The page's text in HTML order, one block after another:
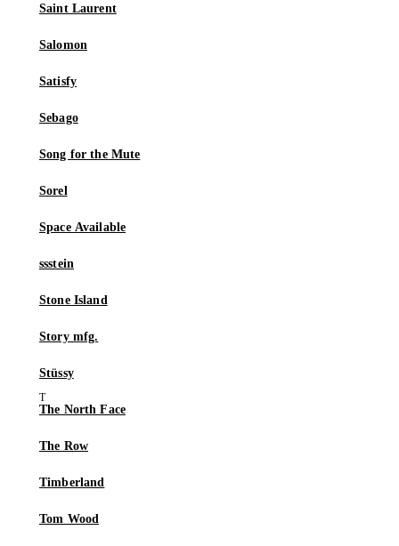
Saint Laurent
Salomon
Satisfy
Sebago
Song for the Mute
Sorel
Space Available
ssstein
Stone Island
Story mfg.
Stüssy
The North Face
The Row
Timberland
Tom Wood